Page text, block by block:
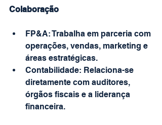
Colaboração
FP&A: Trabalha em parceria com
operações, vendas, marketing e
áreas estratégicas.
Contabilidade: Relaciona-se
diretamente com auditores,
órgãos fiscais e a liderança
financeira.